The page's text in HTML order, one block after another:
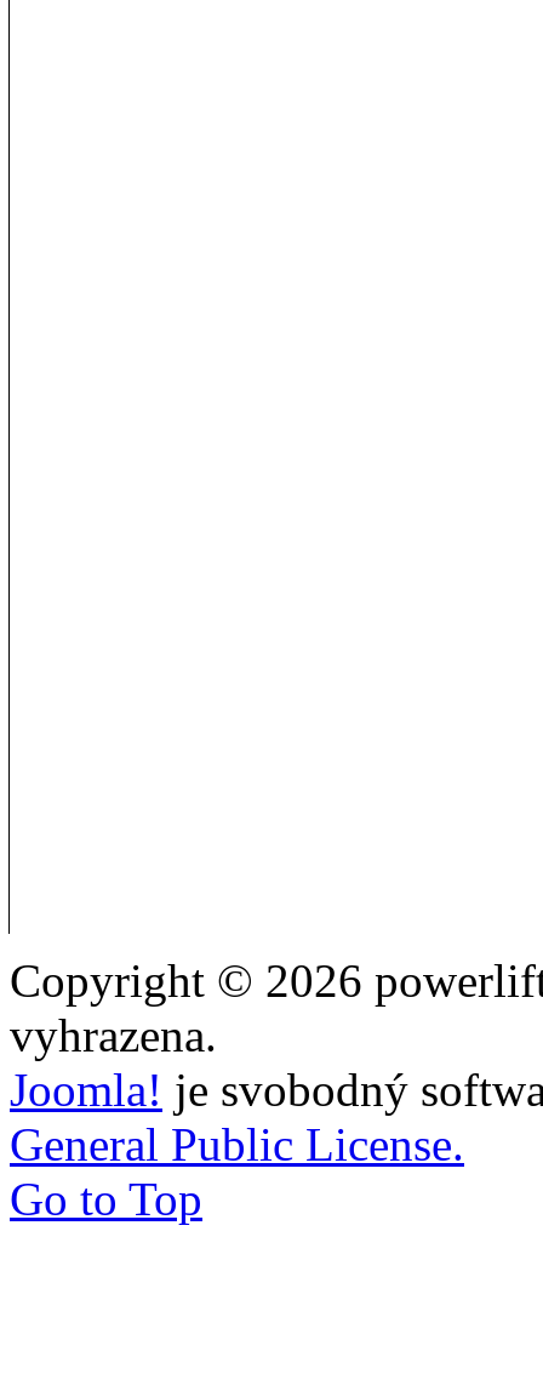
Copyright © 2026
vyhrazena.
Joomla! je svobodný
General Public License.
Go to Top